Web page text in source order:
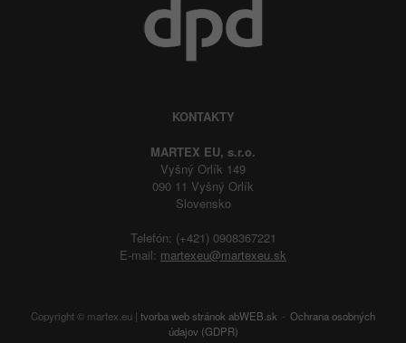
KONTAKTY
MARTEX EU, s.r.o.
Vyšný Orlík 149
090 11 Vyšný Orlík
Slovensko
Telefón: (+421) 0908367221
E-mail: martexeu@martexeu.sk
Copyright © martex.eu | tvorba web stránokabWEB.sk
Ochrana osobných
údajov (GDPR)